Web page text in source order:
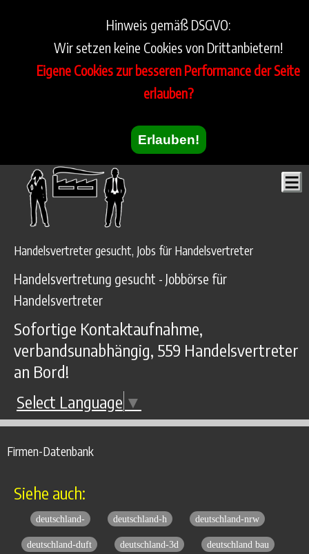
Hinweis gemäß DSGVO:
Wir setzen keine Cookies von Drittanbietern!
Eigene Cookies zur besseren Performance der Seite
erlauben?
Erlauben!
Handelsvertreter gesucht, Jobs für Handelsvertreter
Handelsvertretung gesucht - Jobbörse für
Handelsvertreter
Sofortige Kontaktaufnahme,
verbandsunabhängig, 559 Handelsvertreter
an Bord!
Select Language ▼
Firmen-Datenbank
Siehe auch:
deutschland- deutschland-h deutschland-nrw
deutschland-duft deutschland-3d deutschland bau